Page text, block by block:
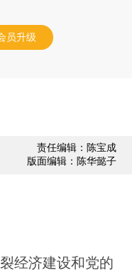
员升级
责任编辑：陈宝成
版面编辑：陈华懿子
经济建设和党的